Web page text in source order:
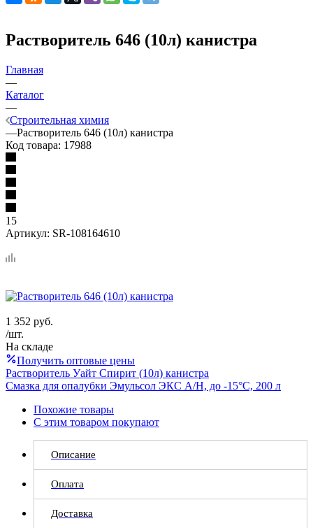
Растворитель 646 (10л) канистра
Главная
—
Каталог
—
Строительная химия
—Растворитель 646 (10л) канистра
Код товара: 17988
15
Артикул: SR-108164610
1 352 руб.
/шт.
На складе
Получить оптовые цены
Растворитель Уайт Спирит (10л) канистра
Смазка для опалубки Эмульсол ЭКС А/Н, до -15°C, 200 л
Похожие товары
С этим товаром покупают
Описание
Оплата
Доставка